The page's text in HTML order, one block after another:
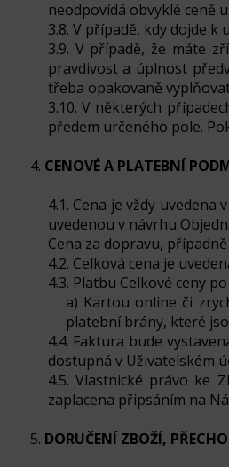
neodpovídá obvyklé ceně
3.8. V případě, kdy dojde k
3.9. V případě, že máte
pravdivost a úplnost
třeba opakovaně
3.10. V některých
předem určeného pole.
4. CENOVÉ A PLATEBNÍ
4.1. Cena je vždy
uvedenou v návrhu
Cena za dopravu,
4.2. Celková cena je
4.3. Platbu Celkové ceny
a) Kartou online či
platební brány, které
4.4. Faktura bude
dostupná v Uživatelském
4.5. Vlastnické právo ke
zaplacena připsáním na
5. DORUČENÍ ZBOŽÍ,